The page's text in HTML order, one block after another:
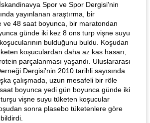
Spor ve Spor Dergisi'nin
yayınlanan araştırma, bir
ve 48 saat boyunca, bir maratondan
günde iki kez 8 ons turp vişne suyu
bulduğunu buldu. Koşudan
koşuculardan daha az kas hasarı,
parçalanması yaşandı. Uluslararası
Dergisi'nin 2010 tarihli sayısında
çalışmada, uzun mesafeli bir röle
boyunca yedi gün boyunca günde iki
vişne suyu tüketen koşucular
sonra plasebo tüketenlere göre